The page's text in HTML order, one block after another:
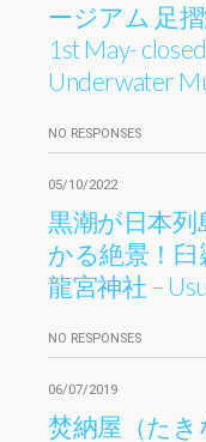
ージアム 足
1st May-
Underwater
NO RESPONSES
05/10/2022
黒潮が日本
かる絶景！臼
龍宮神社 –
NO RESPONSES
06/07/2019
焚納屋（たき